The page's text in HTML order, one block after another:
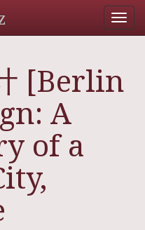
[Berlin
A
of a